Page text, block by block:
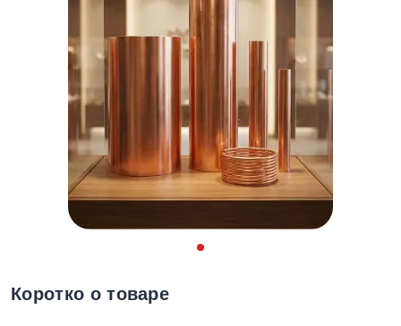
Коротко о товаре